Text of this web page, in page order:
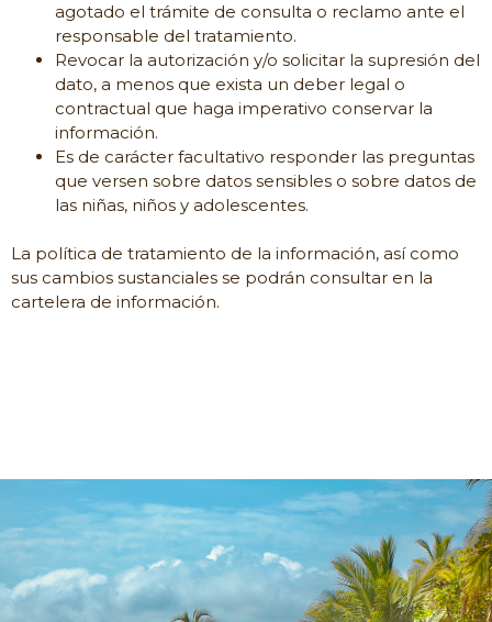
agotado el trámite de consulta o reclamo ante el
responsable del tratamiento.
Revocar la autorización y/o solicitar la supresión del
dato, a menos que exista un deber legal o
contractual que haga imperativo conservar la
información.
Es de carácter facultativo responder las preguntas
que versen sobre datos sensibles o sobre datos de
las niñas, niños y adolescentes.
La política de tratamiento de la información, así como
sus cambios sustanciales se podrán consultar en la
cartelera de información.